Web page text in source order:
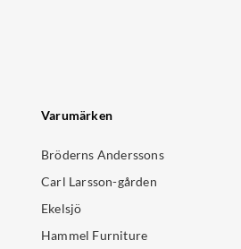
Varumärken
Bröderns Anderssons
Carl Larsson-gården
Ekelsjö
Hammel Furniture